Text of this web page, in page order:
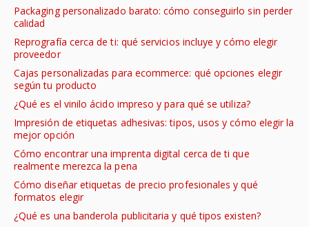
Packaging personalizado barato: cómo conseguirlo sin perder
calidad
Reprografía cerca de ti: qué servicios incluye y cómo elegir
proveedor
Cajas personalizadas para ecommerce: qué opciones elegir
según tu producto
¿Qué es el vinilo ácido impreso y para qué se utiliza?
Impresión de etiquetas adhesivas: tipos, usos y cómo elegir la
mejor opción
Cómo encontrar una imprenta digital cerca de ti que
realmente merezca la pena
Cómo diseñar etiquetas de precio profesionales y qué
formatos elegir
¿Qué es una banderola publicitaria y qué tipos existen?